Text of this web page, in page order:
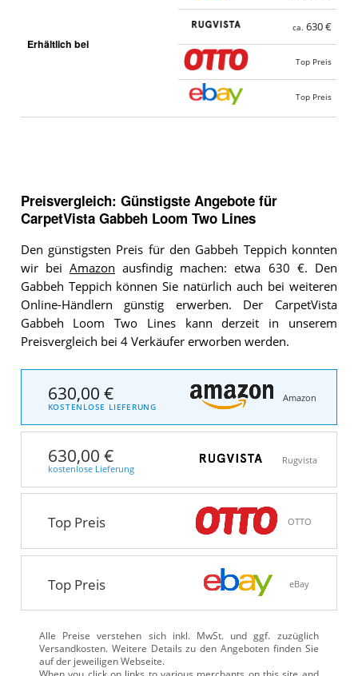
Erhältlich bei
ca. 630 €
Top Preis
Top Preis
Preisvergleich: Günstigste Angebote für
CarpetVista Gabbeh Loom Two Lines
Den günstigsten Preis für den Gabbeh Teppich konnten
wir bei Amazon ausfindig machen: etwa 630 €. Den
Gabbeh Teppich können Sie natürlich auch bei weiteren
Online-Händlern günstig erwerben. Der CarpetVista
Gabbeh Loom Two Lines kann derzeit in unserem
Preisvergleich bei 4 Verkäufer erworben werden.
630,00 €
KOSTENLOSE LIEFERUNG
Amazon
630,00 €
kostenlose Lieferung
Rugvista
Top Preis OTTO
Top Preis eBay
Alle Preise verstehen sich inkl. MwSt. und ggf. zuzüglich
Versandkosten. Weitere Details zu den Angeboten finden Sie
auf der jeweiligen Webseite.